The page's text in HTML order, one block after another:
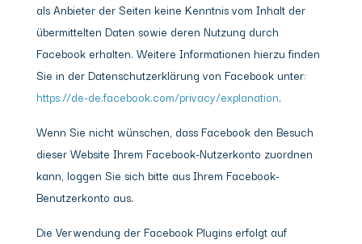
als Anbieter der Seiten keine Kenntnis vom Inhalt der
übermittelten Daten sowie deren Nutzung durch
Facebook erhalten. Weitere Informationen hierzu finden
Sie in der Datenschutzerklärung von Facebook unter:
https://de-de.facebook.com/privacy/explanation.
Wenn Sie nicht wünschen, dass Facebook den Besuch
dieser Website Ihrem Facebook-Nutzerkonto zuordnen
kann, loggen Sie sich bitte aus Ihrem Facebook-
Benutzerkonto aus.
Die Verwendung der Facebook Plugins erfolgt auf